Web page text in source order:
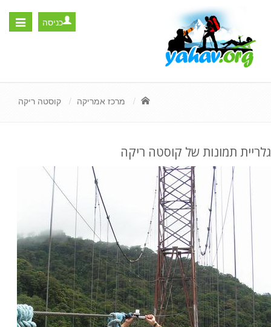
Toggle
כניסה
מרכז אמריקה קוסטה ריקה
גלריית תמונות של קוסטה ריקה